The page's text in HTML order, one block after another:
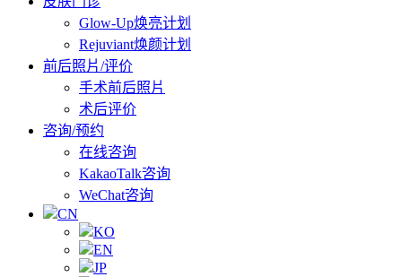
Glow-Up焕亮计划
Rejuviant焕颜计划
前后照片/评价
手术前后照片
术后评价
咨询/预约
在线咨询
KakaoTalk咨询
WeChat咨询
CN
KO
EN
JP